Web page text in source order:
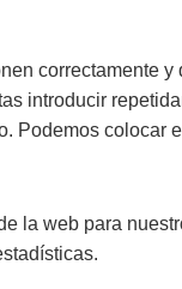
correctamente
introducir
Podemos colocar
la web para